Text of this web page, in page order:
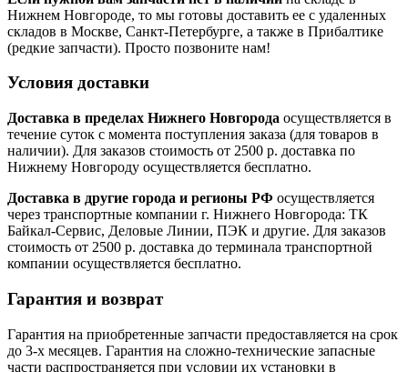
Нижнем Новгороде, то мы готовы доставить ее с удаленных
складов в Москве, Санкт-Петербурге, а также в Прибалтике
(редкие запчасти). Просто позвоните нам!
Условия доставки
Доставка в пределах Нижнего Новгорода осуществляется в
течение суток с момента поступления заказа (для товаров в
наличии). Для заказов стоимость от 2500 р. доставка по
Нижнему Новгороду осуществляется бесплатно.
Доставка в другие города и регионы РФ осуществляется
через транспортные компании г. Нижнего Новгорода: ТК
Байкал-Сервис, Деловые Линии, ПЭК и другие. Для заказов
стоимость от 2500 р. доставка до терминала транспортной
компании осуществляется бесплатно.
Гарантия и возврат
Гарантия на приобретенные запчасти предоставляется на срок
до 3-х месяцев. Гарантия на сложно-технические запасные
части распространяется при условии их установки в